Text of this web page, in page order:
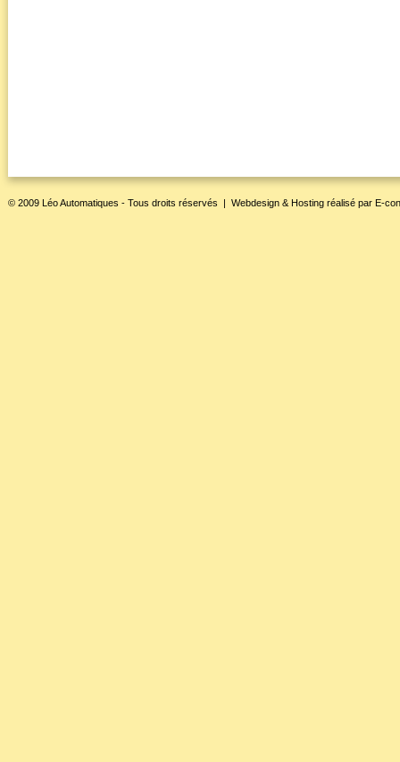
© 2009 Léo Automatiques - Tous droits réservés | Webdesign & Hosting réalisé par E-